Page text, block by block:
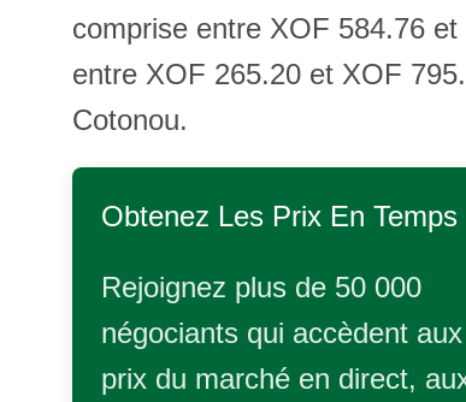
comprise entre XOF 584.76
entre XOF 265.20 et XOF
Cotonou.
Obtenez Les Prix En Temps
Rejoignez plus de 50 000
négociants qui accèdent aux
prix du marché en direct,